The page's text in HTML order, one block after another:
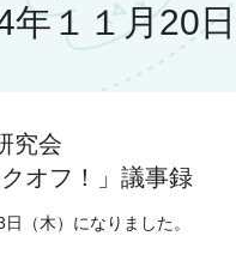
年１１月20
究会
クオフ！」議事録
（木）になりました。